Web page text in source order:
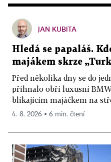
JAN KUBITA
Hledá se papaláš.
majákem skrze
Před několika dny se do
přihnalo obří luxusní
blikajícím majáčkem na
4. 8. 2026 ▪ 6 min. čtení